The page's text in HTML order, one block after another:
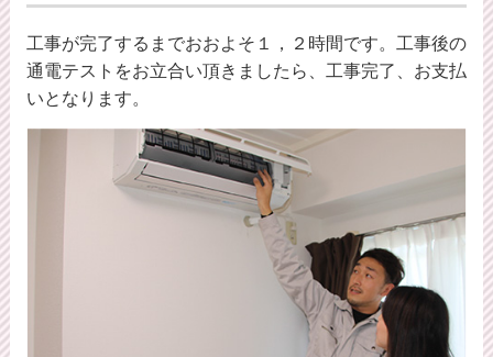
工事が完了するまでおおよそ１，２時間です。工事後の
通電テストをお立合い頂きましたら、工事完了、お支払
いとなります。